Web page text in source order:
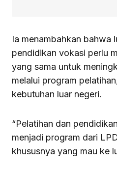
Ia menambahkan bahwa
pendidikan vokasi perlu
yang sama untuk
melalui program
kebutuhan luar negeri.
“Pelatihan dan
menjadi program dari
khususnya yang mau ke